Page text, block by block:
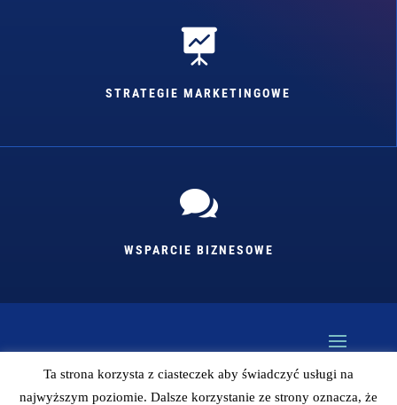

STRATEGIE MARKETINGOWE

WSPARCIE BIZNESOWE
Kopiowanie bez zgody autora zabronione (więc
Ta strona korzysta z ciasteczek aby świadczyć usługi na
najwyższym poziomie. Dalsze korzystanie ze strony oznacza, że